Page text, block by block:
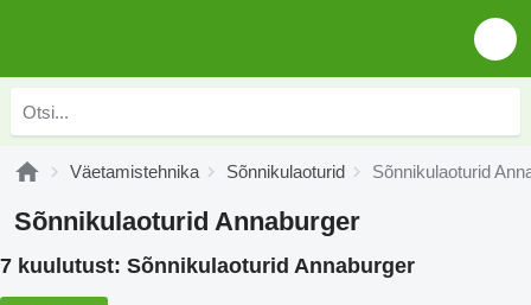
Väetamistehnika Sõnnikulaoturid Sõnnikulaoturid
Sõnnikulaoturid Annaburger
7 kuulutust: Sõnnikulaoturid Annaburger